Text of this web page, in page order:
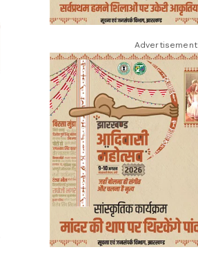
Advertisement